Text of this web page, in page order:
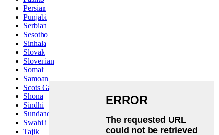
Persian
Punjabi
Serbian
Sesotho
Sinhala
Slovak
Slovenian
Somali
Samoan
Scots Gaelic
Shona
Sindhi
Sundanese
Swahili
Tajik